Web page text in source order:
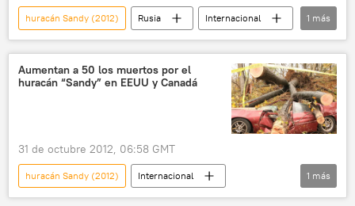
huracán Sandy (2012) Rusia
Internacional
noticias
1 más
Aumentan a 50 los muertos por el
huracán “Sandy” en EEUU y Canadá
31 de octubre 2012, 06:58 GMT
huracán Sandy (2012)
Internacional
noticias
1 más